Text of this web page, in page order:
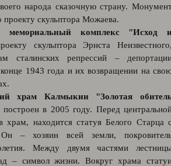
народа сказочную страну.
скульптора Можаева.
мемориальный комплекс "Исход
скульптора Эрнста
сталинских репрессий –
1943 года и их возвращении на
храм Калмыкии "Золотая
построен в 2005 году. Перед
храм, находится статуя Белого Старца
– хозяин всей земли,
Между двумя частями
– символ жизни. Вокруг храма